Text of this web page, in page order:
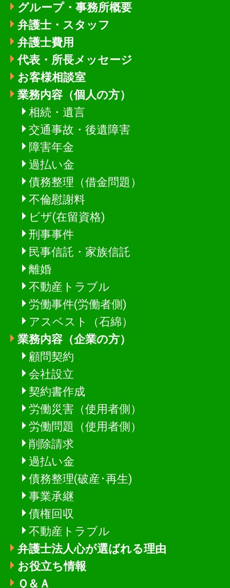
グループ・事務所概要
弁護士・スタッフ
弁護士費用
代表・所長メッセージ
お客様相談室
業務内容（個人の方）
相続・遺言
交通事故・後遺障害
障害年金
過払い金
債務整理（借金問題）
不倫慰謝料
ビザ(在留資格)
刑事事件
民事信託・家族信託
離婚
不動産トラブル
労働事件(労働者側)
アスベスト（石綿）
業務内容（企業の方）
顧問契約
会社設立
契約書作成
労働災害（使用者側）
労働問題（使用者側）
削除請求
過払い金
債務整理(破産･再生)
事業承継
債権回収
不動産トラブル
弁護士法人心が選ばれる理由
お役立ち情報
Ｑ＆Ａ